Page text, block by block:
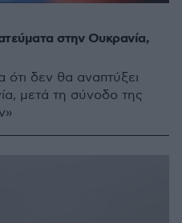
στην Ουκρανία,
δεν θα αναπτύξει
μετά τη σύνοδο της